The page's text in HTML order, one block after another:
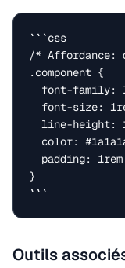
```css
/* Affordance:
.component {
}
```
Outils